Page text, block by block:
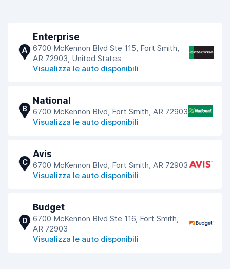
A
Enterprise
6700 McKennon Blvd Ste 115, Fort Smith,
AR 72903, United States
Visualizza le auto disponibili
B
National
6700 McKennon Blvd, Fort Smith, AR 72903
Visualizza le auto disponibili
C
Avis
6700 McKennon Blvd, Fort Smith, AR 72903
Visualizza le auto disponibili
D
Budget
6700 McKennon Blvd Ste 116, Fort Smith,
AR 72903
Visualizza le auto disponibili